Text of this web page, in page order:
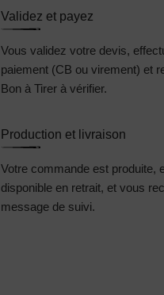
Validez et payez
Vous validez votre devis,
paiement (CB ou virement) et
Bon à Tirer à vérifier.
Production et livraison
Votre commande est produite,
disponible en retrait, et vous
message de suivi.